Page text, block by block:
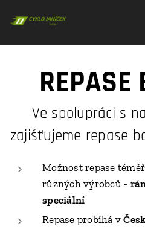
REPASE
Ve spolupráci s
zajišťujeme repase
Možnost repase
různých výrobců -
speciální
Repase probíhá v